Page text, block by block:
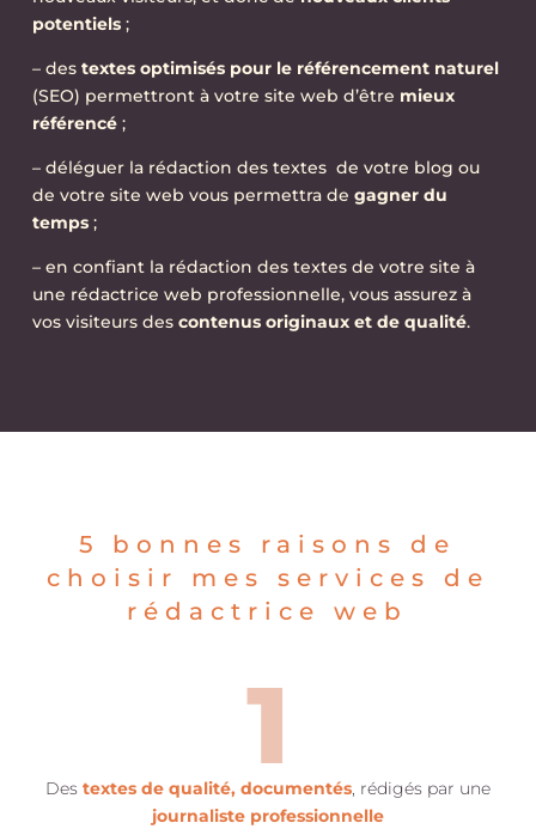
potentiels;
– des textes optimisés pour le référencement naturel
(SEO) permettront à votre site web d’être mieux
référencé;
– déléguer la rédaction des textes de votre blog ou
de votre site web vous permettra de gagner du
temps;
– en confiant la rédaction des textes de votre site à
une rédactrice web professionnelle, vous assurez à
vos visiteurs des contenus originaux et de qualité.
5 bonnes raisons de
choisir mes services de
rédactrice web
1
Des textes de qualité, documentés, rédigés par une
journaliste professionnelle